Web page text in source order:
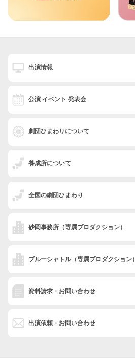
出演情報
公演 イベント 発表会
劇団ひまわりについて
養成所について
全国の劇団ひまわり
砂岡事務所 （専属プロダクション）
ブルーシャトル（専属プロダクション）
資料請求・お問い合わせ
出演依頼・お問い合わせ